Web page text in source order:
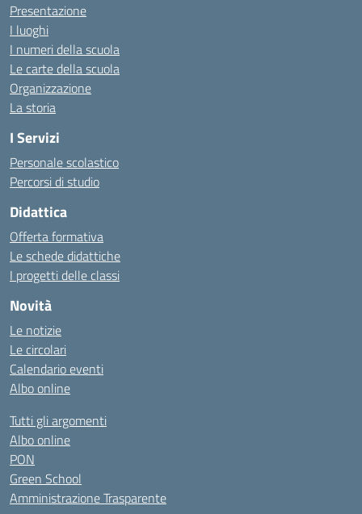
Presentazione
I luoghi
I numeri della scuola
Le carte della scuola
Organizzazione
La storia
I Servizi
Personale scolastico
Percorsi di studio
Didattica
Offerta formativa
Le schede didattiche
I progetti delle classi
Novità
Le notizie
Le circolari
Calendario eventi
Albo online
Tutti gli argomenti
Albo online
PON
Green School
Amministrazione Trasparente